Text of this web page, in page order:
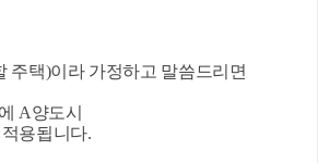
주택)이라 가정하고 말씀드리면
A양도시
용됩니다.